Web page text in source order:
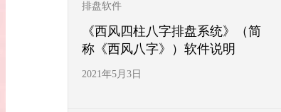
排盘软件
《西风四柱八字排盘系统》（简
称《西风八字》）软件说明
2021年5月3日